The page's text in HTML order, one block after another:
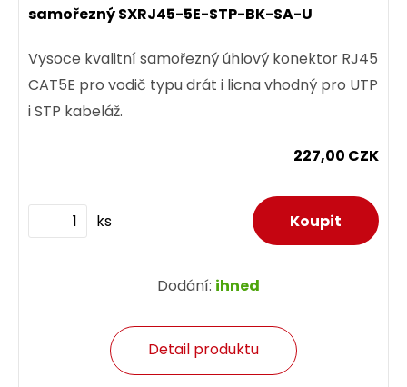
samořezný SXRJ45-5E-STP-BK-SA-U
Vysoce kvalitní samořezný úhlový konektor RJ45
CAT5E pro vodič typu drát i licna vhodný pro UTP
i STP kabeláž.
227,00 CZK
ks
Dodání: ihned
Detail produktu